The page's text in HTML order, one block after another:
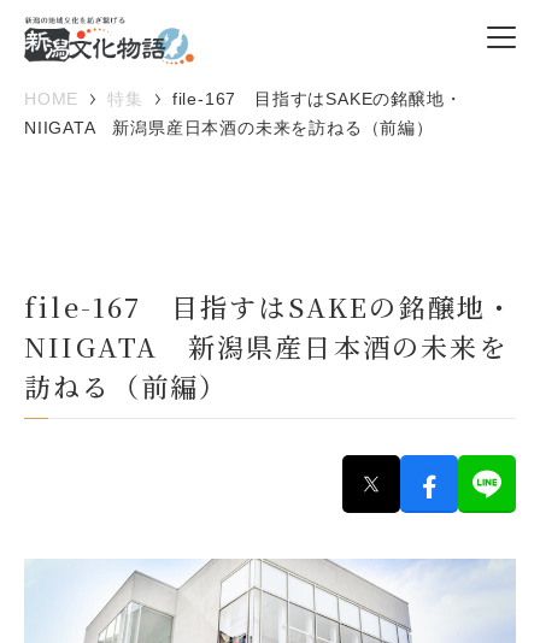
HOME 特集
file-167 目指すはSAKEの銘醸地・
NIIGATA 新潟県産日本酒の未来を訪ねる（前編）
file-167 目指すはSAKEの銘醸地・
NIIGATA 新潟県産日本酒の未来を
訪ねる（前編）